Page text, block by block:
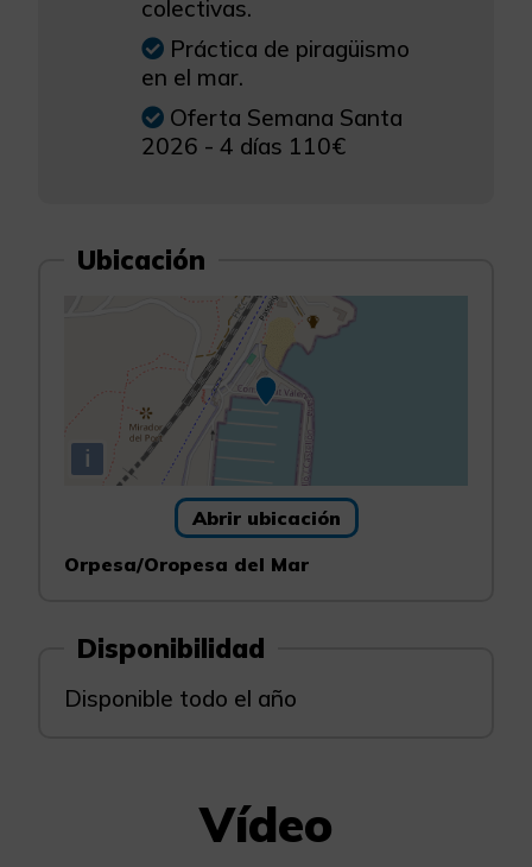
colectivas.
Práctica de piragüismo
en el mar.
Oferta Semana Santa
2026 - 4 días 110€
Ubicación
i
Abrir ubicación
Orpesa/Oropesa del Mar
Disponibilidad
Disponible todo el año
Vídeo